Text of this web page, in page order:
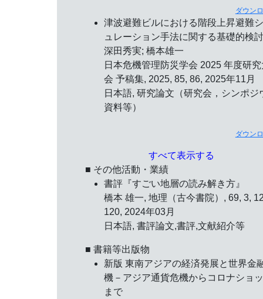
ダウン
津波避難ビルにおける階段上昇避難
ュレーション手法に関する基礎的検討
深田秀実; 橋本雄一
日本危機管理防災学会 2025 年度研究
会 予稿集, 2025, 85, 86, 2025年11月
日本語, 研究論文（研究会，シンポジ
資料等）
ダウン
すべて表示する
■ その他活動・業績
書評『すごい地層の読み解き方』
橋本 雄一, 地理（古今書院）, 69, 3,
120, 2024年03月
日本語, 書評論文,書評,文献紹介等
■ 書籍等出版物
新版 東南アジアの経済発展と世界金
機－アジア通貨危機からコロナショ
まで